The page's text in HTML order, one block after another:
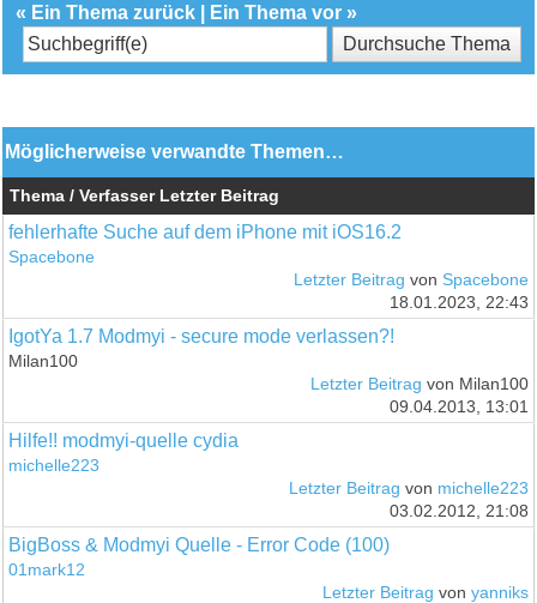
« Ein Thema zurück Ein Thema vor »
Möglicherweise verwandte Themen…
Thema / Verfasser Letzter Beitrag
fehlerhafte Suche auf dem iPhone mit iOS16.2
Spacebone
Letzter Beitrag von Spacebone
18.01.2023, 22:43
IgotYa 1.7 Modmyi - secure mode verlassen?!
Milan100
Letzter Beitrag von Milan100
09.04.2013, 13:01
Hilfe!! modmyi-quelle cydia
michelle223
Letzter Beitrag von michelle223
03.02.2012, 21:08
BigBoss & Modmyi Quelle - Error Code (100)
01mark12
Letzter Beitrag von yanniks